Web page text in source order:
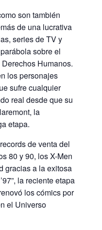
son también
de una lucrativa
series de TV y
sobre el
Humanos.
los personajes
sufre cualquier
real desde que su
la
etapa.
de venta del
80 y 90, los X-Men
gracias a la exitosa
la reciente etapa
los cómics por
el Universo